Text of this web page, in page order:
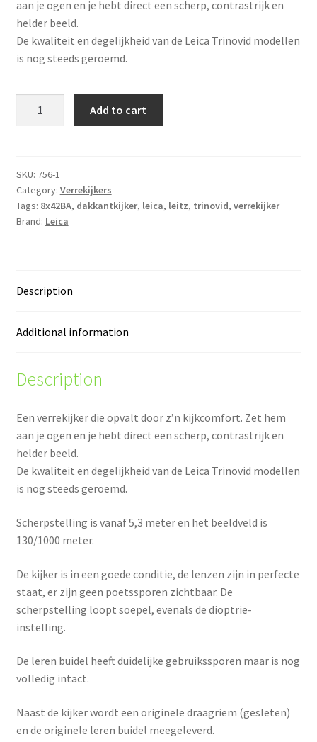
aan je ogen en je hebt direct een scherp, contrastrijk en
helder beeld.
De kwaliteit en degelijkheid van de Leica Trinovid modellen
is nog steeds geroemd.
quantity
Add to cart
SKU: 756-1
Category: Verrekijkers
Tags: 8x42BA, dakkantkijker, leica, leitz, trinovid, verrekijker
Brand: Leica
Description
Additional information
Description
Een verrekijker die opvalt door z’n kijkcomfort. Zet hem
aan je ogen en je hebt direct een scherp, contrastrijk en
helder beeld.
De kwaliteit en degelijkheid van de Leica Trinovid modellen
is nog steeds geroemd.
Scherpstelling is vanaf 5,3 meter en het beeldveld is
130/1000 meter.
De kijker is in een goede conditie, de lenzen zijn in perfecte
staat, er zijn geen poetssporen zichtbaar. De
scherpstelling loopt soepel, evenals de dioptrie-
instelling.
De leren buidel heeft duidelijke gebruikssporen maar is nog
volledig intact.
Naast de kijker wordt een originele draagriem (gesleten)
en de originele leren buidel meegeleverd.